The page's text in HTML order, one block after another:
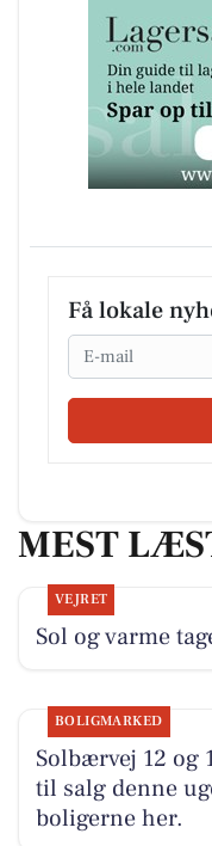
Få lokale
Email
MEST
VEJRET
Sol og varme
BOLIGMARKED
Solbærvej 12 og
til salg denne
boligerne her.